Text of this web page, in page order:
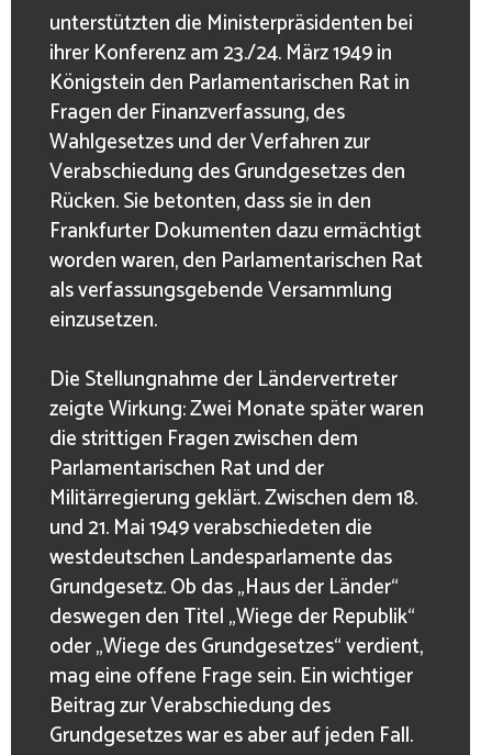
unterstützten die Ministerpräsidenten bei
ihrer Konferenz am 23./24. März 1949 in
Königstein den Parlamentarischen Rat in
Fragen der Finanzverfassung, des
Wahlgesetzes und der Verfahren zur
Verabschiedung des Grundgesetzes den
Rücken. Sie betonten, dass sie in den
Frankfurter Dokumenten dazu ermächtigt
worden waren, den Parlamentarischen Rat
als verfassungsgebende Versammlung
einzusetzen.
Die Stellungnahme der Ländervertreter
zeigte Wirkung: Zwei Monate später waren
die strittigen Fragen zwischen dem
Parlamentarischen Rat und der
Militärregierung geklärt. Zwischen dem 18.
und 21. Mai 1949 verabschiedeten die
westdeutschen Landesparlamente das
Grundgesetz. Ob das „Haus der Länder“
deswegen den Titel „Wiege der Republik“
oder „Wiege des Grundgesetzes“ verdient,
mag eine offene Frage sein. Ein wichtiger
Beitrag zur Verabschiedung des
Grundgesetzes war es aber auf jeden Fall.